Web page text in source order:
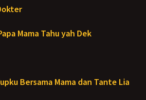
Mama Tahu yah Dek
Bersama Mama dan Tante Lia